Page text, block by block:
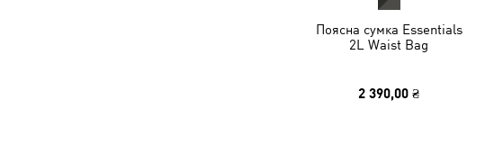
Поясна сумка Essentials
2L Waist Bag
2 390,00 ₴